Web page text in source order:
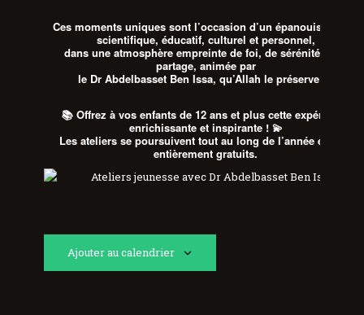
Ces moments uniques sont l’occasion d’unépanouissement
scientifique, éducatif, culturel et personnel,
dans une atmosphère empreinte de foi, de sérénité et de
partage, animée par
le Dr Abdelbasset Ben Issa, qu’Allah le préserve 🌸
📚Offrez à vos enfants de 12 ans et plus cette expérience
enrichissante et inspirante !💫
Les ateliers se poursuiventtout au long de l’année et sont
entièrement gratuits.
Ajouter au calendrier